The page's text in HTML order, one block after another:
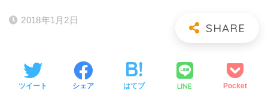
2018年1月2日
ツイート シェア はてブ LINE Pocket